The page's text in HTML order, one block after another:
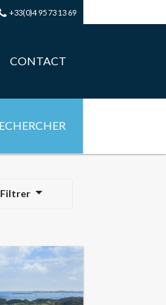
+33(0)4 95 73 13 69
CONTACT
Filtrer